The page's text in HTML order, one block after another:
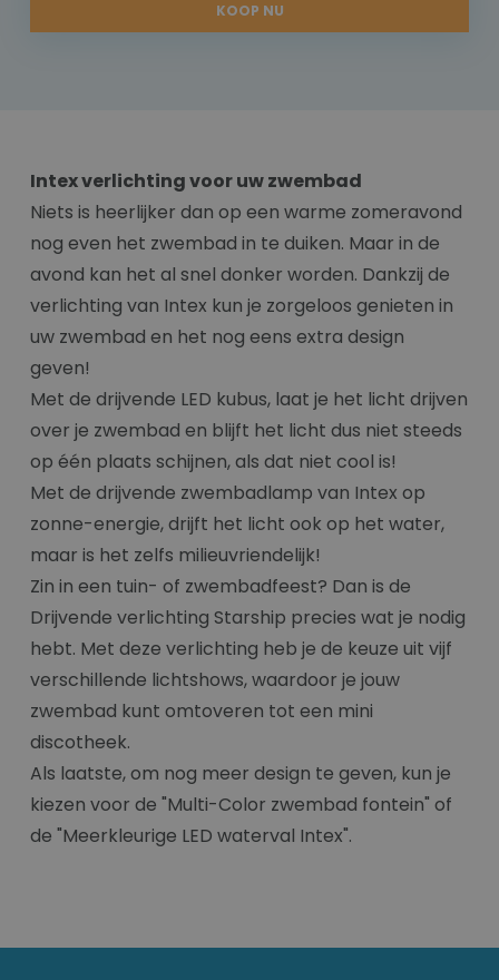
KOOP NU
Intex verlichting voor uw zwembad
Niets is heerlijker dan op een warme zomeravond
nog even het zwembad in te duiken. Maar in de
avond kan het al snel donker worden. Dankzij de
verlichting van Intex kun je zorgeloos genieten in
uw zwembad en het nog eens extra design
geven!
Met de drijvende LED kubus, laat je het licht drijven
over je zwembad en blijft het licht dus niet steeds
op één plaats schijnen, als dat niet cool is!
Met de drijvende zwembadlamp van Intex op
zonne-energie, drijft het licht ook op het water,
maar is het zelfs milieuvriendelijk!
Zin in een tuin- of zwembadfeest? Dan is de
Drijvende verlichting Starship precies wat je nodig
hebt. Met deze verlichting heb je de keuze uit vijf
verschillende lichtshows, waardoor je jouw
zwembad kunt omtoveren tot een mini
discotheek.
Als laatste, om nog meer design te geven, kun je
kiezen voor de "Multi-Color zwembad fontein" of
de "Meerkleurige LED waterval Intex".